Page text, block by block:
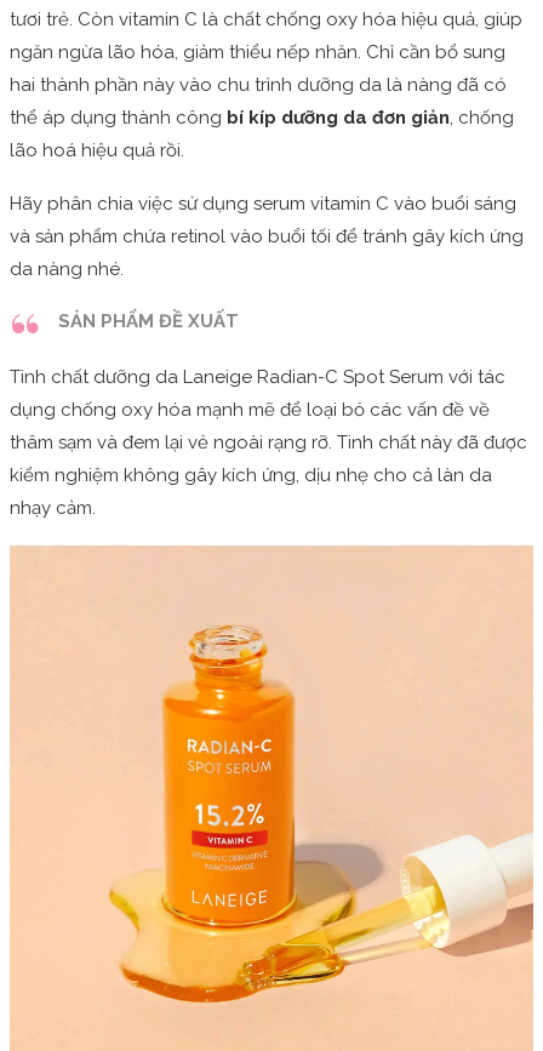
tươi trẻ. Còn vitamin C là chất chống oxy hóa hiệu quả, giúp
ngăn ngừa lão hóa, giảm thiểu nếp nhăn. Chỉ cần bổ sung
hai thành phần này vào chu trình dưỡng da là nàng đã có
thể áp dụng thành công bí kíp dưỡng da đơn giản, chống
lão hoá hiệu quả rồi.
Hãy phân chia việc sử dụng serum vitamin C vào buổi sáng
và sản phẩm chứa retinol vào buổi tối để tránh gây kích ứng
da nàng nhé.
SẢN PHẨM ĐỀ XUẤT
Tinh chất dưỡng da Laneige Radian-C Spot Serum với tác
dụng chống oxy hóa mạnh mẽ để loại bỏ các vấn đề về
thâm sạm và đem lại vẻ ngoài rạng rỡ. Tinh chất này đã được
kiểm nghiệm không gây kích ứng, dịu nhẹ cho cả làn da
nhạy cảm.